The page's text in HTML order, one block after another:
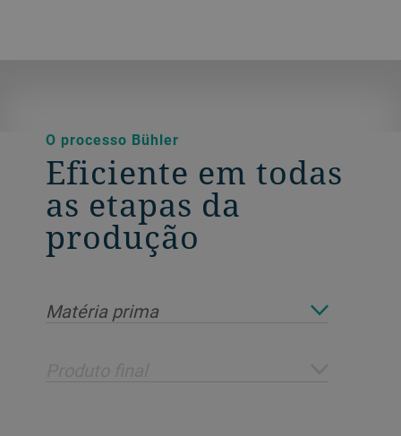
O processo Bühler
Eficiente em todas
as etapas da
produção
Matéria prima